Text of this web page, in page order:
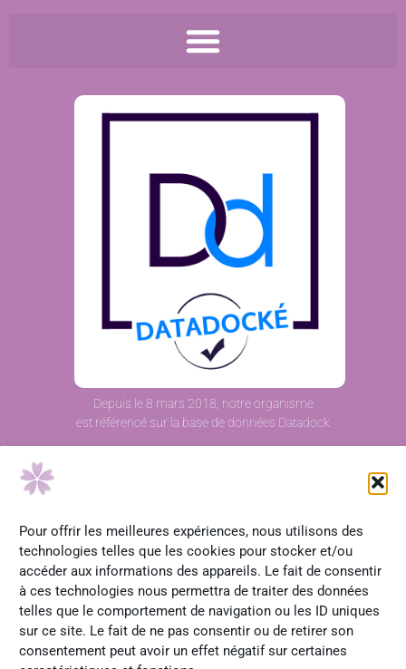
Pour offrir les meilleures expériences, nous utilisons des
technologies telles que les cookies pour stocker et/ou
accéder aux informations des appareils. Le fait de consentir
à ces technologies nous permettra de traiter des données
telles que le comportement de navigation ou les ID uniques
sur ce site. Le fait de ne pas consentir ou de retirer son
consentement peut avoir un effet négatif sur certaines
Depuis le 8 mars 2018, notre organisme
est référencé sur la base de données Datadock
Réception téléphonique
lundi-mardi-jeudi : 09h00-12h00 et 13h00-17h00
vendredi : 09h00-12h00